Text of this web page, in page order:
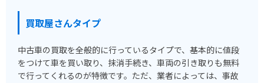
買取屋さんタイプ
中古車の買取を全般的に行っているタイプで、基本的に値段
をつけて車を買い取り、抹消手続き、車両の引き取りも無料
で行ってくれるのが特徴です。ただ、業者によっては、事故